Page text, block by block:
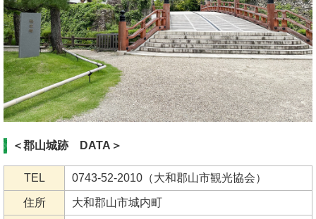
＜郡山城跡 DATA＞
TEL 0743-52-2010（大和郡山市観光協会）
住所 大和郡山市城内町